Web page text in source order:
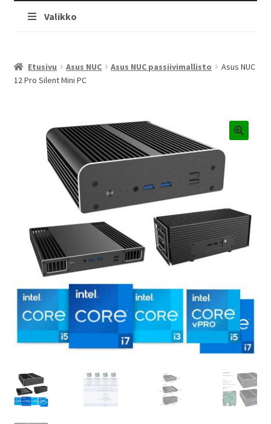
Valikko
Etusivu Asus NUC Asus NUC passiivimallisto
Asus NUC
12 Pro Silent Mini PC